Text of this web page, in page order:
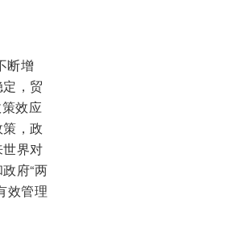
断增
，贸
效应
，政
界对
府“两
效管理